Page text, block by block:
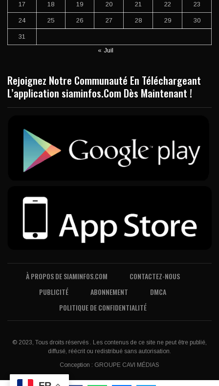
17 18 19 20 21 22 23
24 25 26 27 28 29 30
31
« Juil
Rejoignez Notre Communauté En Téléchargeant
L’application siaminfos.Com Dès Maintenant !
À PROPOS DE SIAMINFOS.COM
CONTACTEZ-NOUS
PUBLICITÉ
ABONNEMENT
DMCA
POLITIQUE DE CONFIDENTIALITÉ
© 2023, Tous droits réservés . Les contenus de ce site ne peut être publié,
diffusé, réécrit ou redistribué sans autorisation.
Conception : GROUPE CAVI MÉDIAS